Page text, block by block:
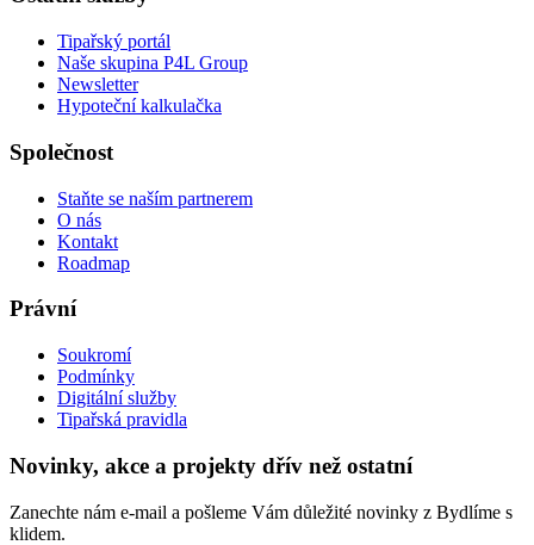
Tipařský portál
Naše skupina P4L Group
Newsletter
Hypoteční kalkulačka
Společnost
Staňte se naším partnerem
O nás
Kontakt
Roadmap
Právní
Soukromí
Podmínky
Digitální služby
Tipařská pravidla
Novinky, akce a projekty dřív než ostatní
Zanechte nám e-mail a pošleme Vám důležité novinky z Bydlíme s
klidem.